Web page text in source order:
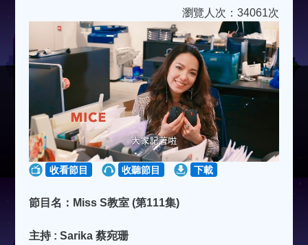
瀏覽人次：34061次
收看節目 收聽節目 下載
節目名：Miss S教室 (第111集)
主持 : Sarika 蔡宛珊